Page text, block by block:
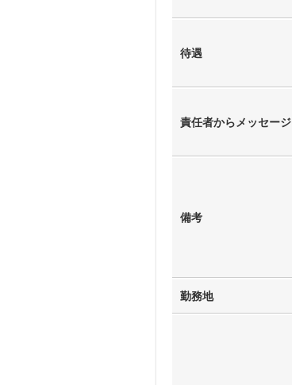
待遇
責任者からメッセージ
備考
勤務地